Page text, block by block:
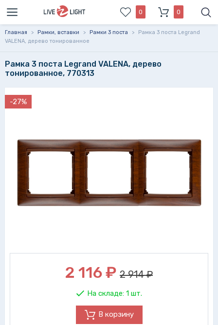
0 0
Главная > Рамки, вставки > Рамки 3 поста >
Рамка 3 поста Legrand
VALENA, дерево тонированное
Рамка 3 поста Legrand VALENA, дерево
тонированное, 770313
-27%
2 116₽ 2 914 ₽
На складе: 1 шт.
В корзину